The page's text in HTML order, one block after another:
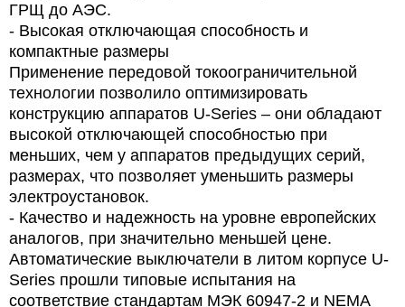
ГРЩ до АЭС.
- Высокая отключающая способность и
компактные размеры
Применение передовой токоограничительной
технологии позволило оптимизировать
конструкцию аппаратов U-Series – они обладают
высокой отключающей способностью при
меньших, чем у аппаратов предыдущих серий,
размерах, что позволяет уменьшить размеры
электроустановок.
- Качество и надежность на уровне европейских
аналогов, при значительно меньшей цене.
Автоматические выключатели в литом корпусе U-
Series прошли типовые испытания на
соответствие стандартам МЭК 60947-2 и NEMA